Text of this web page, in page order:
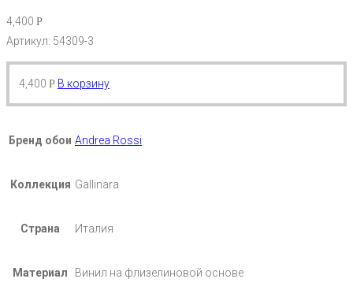
4,400 Р
Артикул: 54309-3
4,400 Р В корзину
Бренд обои Andrea Rossi
Коллекция Gallinara
Страна Италия
Материал Винил на флизелиновой основе